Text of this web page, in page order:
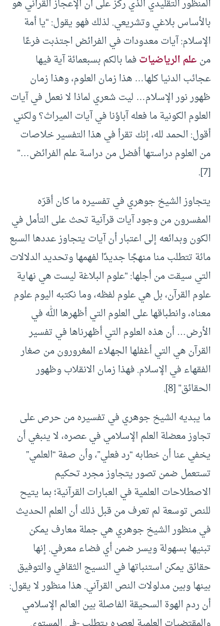
المنظور التقليدي الذي ركّز على أن الإعجاز القرآني هو
بالأساس بلاغي وتشريعي. لذلك فهو يقول: “يا أمة
الإسلام: آيات معدودات في الفرائض اجتذبت فرعًا
منعلم الرياضياتفما بالكم بسبعمائة آية فيها
عجائب الدنيا كلها… هذا زمان العلوم، وهذا زمان
ظهور نور الإسلام… ليت شعري لماذا لا نعمل في آيات
العلوم الكونية ما فعله آباؤنا في آيات الميراث؟ ولكني
أقول: الحمد لله، إنك تقرأ في هذا التفسير خلاصات
من العلوم دراستها أفضل من دراسة علم الفرائض…”
[7].
يتجاوز الشيخ جوهري في تفسيره ما كان أقرّه
المفسرون من وجود آيات قرآنية تحث على التأمل في
الكون وبدائعه إلى اعتبار أن آيات يتجاوز عددها السبع
مائة تتطلب منا منهجًا جديدًا لفهمها وتحديد الدلالات
التي سيقت من أجلها: “علوم البلاغة ليست هي نهاية
علوم القرآن، بل هي علوم لفظه، وما نكتبه اليوم علوم
معناه، وانطباقها على العلوم التي أظهرها الله في
الأرض… أن هذه العلوم التي أظهرناها في تفسير
القرآن هي التي أغفلها الجهلاء المغرورون من صغار
الفقهاء في الإسلام. فهذا زمان الانقلاب وظهور
الحقائق” [8].
ما يبديه الشيخ جوهري في تفسيره من حرص على
تجاوز معضلة العلم الإسلامي في عصره، لا ينبغي أن
يخفي عنا أن خطابه “رد فعلي”، وأن صفة “العلمي”
تستعمل ضمن تصور يتجاوز مجرد تحكيم
الاصطلاحات العلمية في العبارات القرآنية؛ بما يتيح
للنص توسعة لم تعرف من قبل ذلك أن العلم الحديث
في منظور الشيخ جوهري هي جملة معارف يمكن
تبنيها بسهولة ويسر ضمن أي فضاء معرفي. إنها
حقائق يمكن استنباتها في النسيج الثقافي والتوفيق
بينها وبين مدلولات النص القرآني. هذا منظور لا يقول:
أن ردم الهوة السحيقة الفاصلة بين العالم الإسلامي